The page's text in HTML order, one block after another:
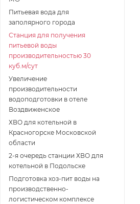
Питьевая вода для
заполярного города
Станция для получения
питьевой воды
производительностью 30
куб.м/сут
Увеличение
производительности
водоподготовки в отеле
Воздвиженское
ХВО для котельной в
Красногорске Московской
области
2-я очередь станции ХВО для
котельной в Подольске
Подготовка хоз-пит воды на
производственно-
логистическом комплексе